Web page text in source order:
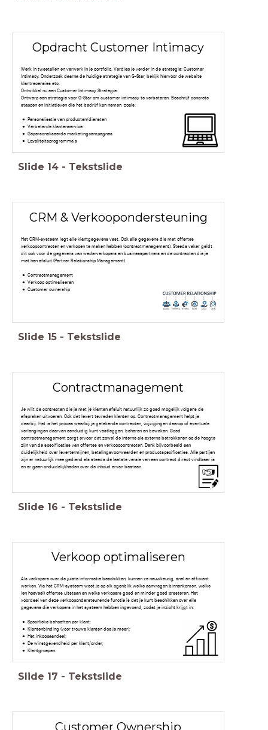
Opdracht Customer Intimacy
Werk in tweetallen en verwerk in je portfolio. Verdiep je verder in de strategie: Customer
Intimacy. Onderzoek daarna de huidige strategie van G-Star, bekijk hiervoor de website,
klantrecensies etc.
Ontwikkel nu een Customer Intimacy Strategie:
Ontwerp een strategie voor G-Star om customer intimacy te verbeteren. Beschrijf concrete
stappen en initiatieven die het bedrijf kan nemen, zoals:
Personalisatie van producten/diensten
Verbeterde klantenservice
Gepersonaliseerde marketingcampagnes
Loyaliteitsprogramma's
Slide 14 - Tekstslide
CRM & Verkoopondersteuning
Het CRM-systeem legt alle klantgegevens vast. Ook alle gegevens die met offertes,
verkoopcontracten en verkopen te maken hebben (contractmanagement). Steeds vaker geldt
dit ook voor de gegevens van wederverkopers en businesspartners en de contracten die je
met hen afsluit (Partner Relationship Management).
Contractmanagement
Verkoop optimaliseren
Customer ownership
Slide 15 - Tekstslide
Contractmanagement
Je wilt de contracten die je met je klanten afsluit natuurlijk zo goed mogelijk volgens de
afspraken uitvoeren. Ook dat levert tevreden klanten op. Contractmanagement helpt je
daarbij. Het is het proces waarbij je getekende contracten, wijzigingen daarop of eventuele
verlengingen daarvan eenduidig kunt vastleggen, beheren en bewaken. Goed
contractmanagement zorgt ervoor dat zowel de interne als externe betrokkenen op de hoogte
zijn van de specificaties van offertes en verkoopcontracten. Denk bijvoorbeeld aan
duidelijkheid over levertermijnen, betalingsvoorwaarden en productspecificaties. Alle partijen
zijn er natuurlijk mee gediend als steeds de laatste versie van een contract direct vindbaar is
en er geen onduidelijkheden over de inhoud ervan bestaan.
Slide 16 - Tekstslide
Verkoop optimaliseren
Als verkopers over de juiste informatie beschikken, kunnen ze nauwkeurig, snel en efficiënt
werken. Via het CRM-systeem weet je op elk ogenblik welke aanvragen binnenkomen, welke
(en hoeveel) offertes uitstaan en welke verkopers goed en minder goed presteren. Het
voordeel van deze verkoopondersteunende functie is dat je kunt beschikken over alle
gegevens die verkopers in het systeem hebben ingevoerd, zodat je inzicht krijgt in:
Specifieke behoeften per klant;
Klantenbinding (voor trouwe klanten doe je meer);
Het inkoopaandeel;
De winstgevendheid per klant/order;
Klantgroepen.
Slide 17 - Tekstslide
Customer Ownership